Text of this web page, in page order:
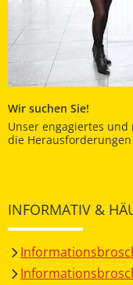
Wir suchen Sie!
Unser engagiertes
die
INFORMATIV &